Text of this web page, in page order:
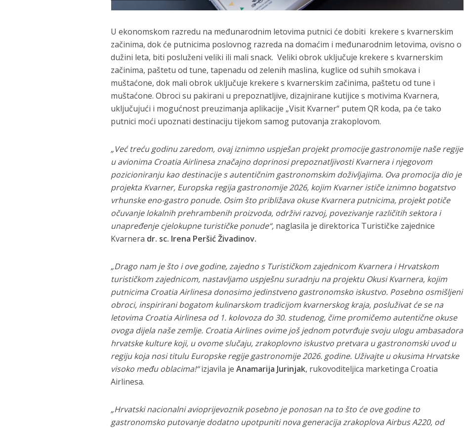
U ekonomskom razredu na međunarodnim letovima putnici će dobiti krekere s kvarnerskim
začinima, dok će putnicima poslovnog razreda na domaćim i međunarodnim letovima, ovisno o
dužini leta, biti posluženi veliki ili mali snack. Veliki obrok uključuje krekere s kvarnerskim
začinima, paštetu od tune, tapenadu od zelenih maslina, kuglice od suhih smokava i
muštaćone, dok mali obrok uključuje krekere s kvarnerskim začinima, paštetu od tune i
muštaćone. Obroci su pakirani u prepoznatljive, dizajnirane kutijice s motivima Kvarnera,
uključujući i mogućnost preuzimanja aplikacije „Visit Kvarner“ putem QR koda, pa će tako
putnici moći upoznati destinaciju tijekom samog putovanja zrakoplovom.
„Već treću godinu zaredom, ovaj iznimno uspješan projekt promocije gastronomije naše regije
u avionima Croatia Airlinesa značajno doprinosi prepoznatljivosti Kvarnera i njegovom
pozicioniranju kao destinacije s autentičnim gastronomskim doživljajima. Ova promocija dio je
projekta Kvarner, Europska regija gastronomije 2026, kojim Kvarner ističe iznimno bogatstvo
vrhunske eno-gastro ponude. Osim što približava okuse Kvarnera putnicima, projekt potiče
očuvanje lokalnih prehrambenih proizvoda, održivi razvoj, povezivanje različitih sektora i
unapređenje cjelokupne turističke ponude“, naglasila je direktorica Turističke zajednice
Kvarnera dr. sc. Irena Peršić Živadinov.
„Drago nam je što i ove godine, zajedno s Turističkom zajednicom Kvarnera i Hrvatskom
turističkom zajednicom, nastavljamo uspješnu suradnju na projektu Okusi Kvarnera, kojim
putnicima Croatia Airlinesa donosimo jedinstveno gastronomsko iskustvo. Posebno osmišljeni
obroci, inspirirani bogatom kulinarskom tradicijom kvarnerskog kraja, posluživat će se na
letovima Croatia Airlinesa od 1. kolovoza do 30. studenog, čime promičemo autentične okuse
ovoga dijela naše zemlje. Croatia Airlines ovime još jednom potvrđuje svoju ulogu ambasadora
hrvatske kulture koji, u ovome slučaju, zrakoplovno iskustvo pretvara u gastronomski uvod u
regiju koja nosi titulu Europske regije gastronomije 2026. godine. Uživajte u okusima Hrvatske
visoko među oblacima!“izjavila jeAnamarija Jurinjak, rukovoditeljica marketinga Croatia
Airlinesa.
„Hrvatski nacionalni avioprijevoznik posebno je ponosan na to što će ove godine to
gastronomsko putovanje dodatno upotpuniti nova generacija zrakoplova Airbus A220, od